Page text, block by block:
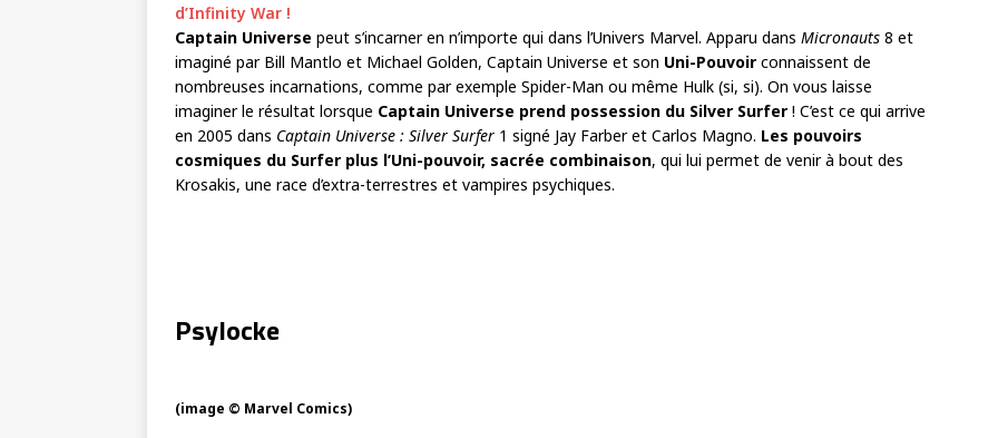
d’Infinity War !
Captain Universe peut s’incarner en n’importe qui dans l’Univers Marvel. Apparu dans Micronauts 8 et
imaginé par Bill Mantlo et Michael Golden, Captain Universe et son Uni-Pouvoir connaissent de
nombreuses incarnations, comme par exemple Spider-Man ou même Hulk (si, si). On vous laisse
imaginer le résultat lorsque Captain Universe prend possession du Silver Surfer ! C’est ce qui arrive
en 2005 dans Captain Universe : Silver Surfer 1 signé Jay Farber et Carlos Magno. Les pouvoirs
cosmiques du Surfer plus l’Uni-pouvoir, sacrée combinaison, qui lui permet de venir à bout des
Krosakis, une race d’extra-terrestres et vampires psychiques.
Psylocke
(image © Marvel Comics)